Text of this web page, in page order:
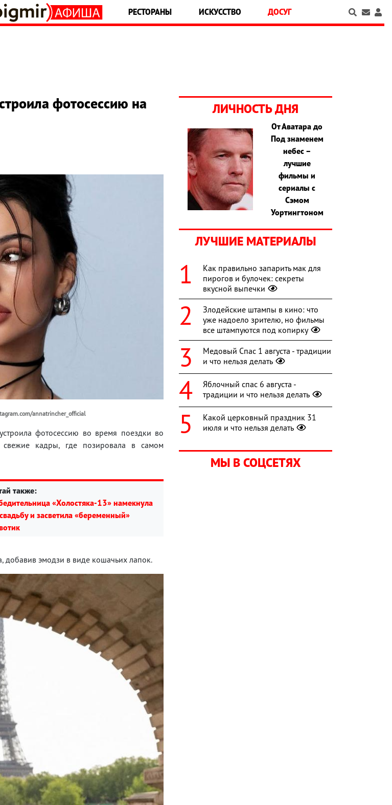
РЕСТОРАНЫ ИСКУССТВО ДОСУГ
фотосессию на
annatrincher_official
фотосессию во время поездки во
свежие кадры, где позировала в самом
также:
«Холостяка-13» намекнула
и засветила «беременный»
добавив эмодзи в виде кошачьих лапок.
ЛИЧНОСТЬ ДНЯ
От Аватара до
Под знаменем
небес –
лучшие
фильмы и
сериалы с
Сэмом
Уортингтоном
ЛУЧШИЕ МАТЕРИАЛЫ
Как правильно запарить мак для
пирогов и булочек: секреты
вкусной выпечки
Злодейские штампы в кино: что
уже надоело зрителю, но фильмы
все штампуются под копирку
Медовый Спас 1 августа - традиции
и что нельзя делать
Яблочный спас 6 августа -
традиции и что нельзя делать
Какой церковный праздник 31
июля и что нельзя делать
МЫ В СОЦСЕТЯХ